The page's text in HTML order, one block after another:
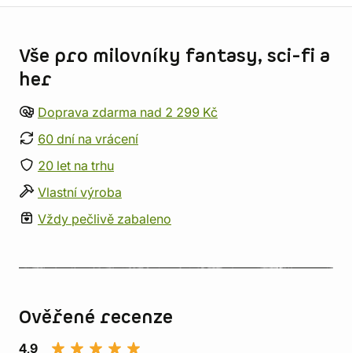
Vše pro milovníky fantasy, sci-fi a
her
Doprava zdarma nad 2 299 Kč
60 dní na vrácení
20 let na trhu
Vlastní výroba
Vždy pečlivě zabaleno
Ověřené recenze
4,9